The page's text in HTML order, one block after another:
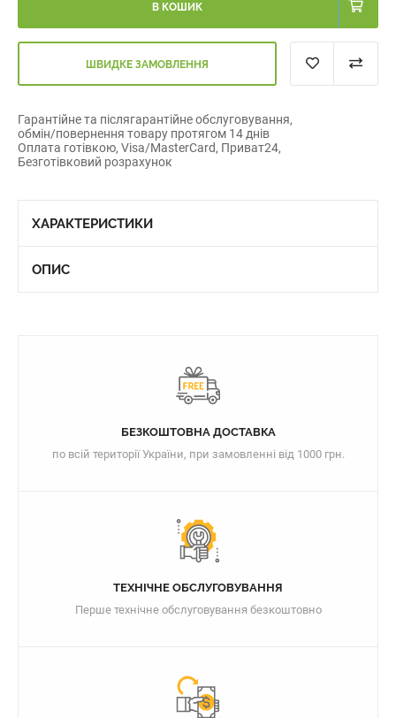
В КОШИК
ШВИДКЕ ЗАМОВЛЕННЯ
Гарантійне та післягарантійне обслуговування,
обмін/повернення товару протягом 14 днів
Оплата готівкою, Visa/MasterCard, Приват24,
Безготівковий розрахунок
ХАРАКТЕРИСТИКИ
ОПИС
БЕЗКОШТОВНА ДОСТАВКА
по всій території України, при замовленні від 1000 грн.
ТЕХНІЧНЕ ОБСЛУГОВУВАННЯ
Перше технічне обслуговування безкоштовно